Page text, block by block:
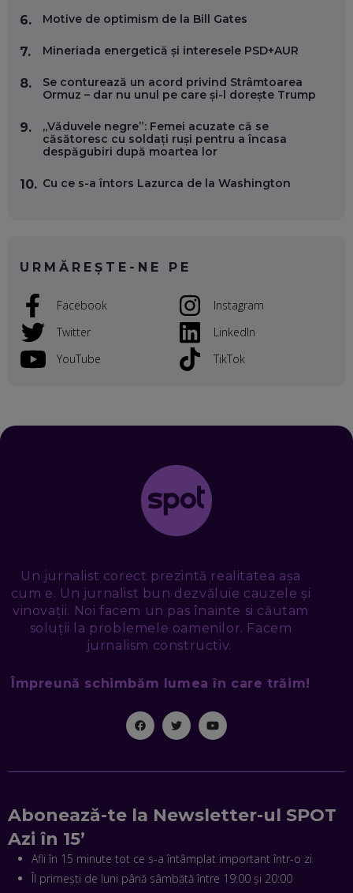
DOINA VÎLCEANU, CONTENTSPEED: VREI SUCCES ONLINE?
ÎNVAȚĂ AEO ȘI GEO!
EP. 55
OLIVIU MATEI, HOLISUN: SOFTWARE DE LA CLUJ PENTRU
WASHINGTON, OCHELARI INTELIGENȚI ȘI FERME
VERTICALE FĂRĂ PĂMÂNT
EP. 54
GLOBALĂ, FĂRĂ SĂ PIERZI LEGĂTURA CU COMUNITATEA
TA LOCALĂ - ȘI CE SĂ DAI ÎNAPOI
ROBERT GRAUR, FOMO: SPEAKERUL PE SCENĂ, INVITATUL
ÎN SALĂ, DAR ÎNVĂȚĂM UNII DE LA CEILALȚI. VIN JASON
CRISTIAN CHINA BIRTA, KOOPERATIVA 2.0: CUM ÎȚI FACI
PROMOVAREA ONLINE. 3 PAȘI CA SĂ RECUNOȘTI „ȚEPARII”
TUDOR MIHĂILESCU, FRESHFUL BY EMAG: MAGAZINUL
VIITORULUI NU ARE TRILIOANE DE PRODUSE. DAR ARE
EXACT CE ÎȚI DOREȘTI
EP. 48
SMART CITY: CUM SE NAȘTE UN ORAȘ INTELIGENT. CE „NU
MARE „ORAȘ COGNITIV” DIN ISTORIE
SEAMA CĂ CINEVA ÎNCEARCĂ SĂ TE MANIPULEZE, ONLINE.
MIHAI CEPOI, JOBFUL: SCHIMBĂM MODUL ÎN CARE APLICI
LA JOB! CUM DEMONSTREZI ABILITĂȚI ȘI CÂȘTIGI PREMII
EP. 45
6. Motive de optimism de la Bill Gates
7. Mineriada energetică și interesele PSD+AUR
8.
Se conturează un acord privind Strâmtoarea
Ormuz – dar nu unul pe care și-l dorește Trump
9.
„Văduvele negre”: Femei acuzate că se
căsătoresc cu soldați ruși pentru a încasa
despăgubiri după moartea lor
10. Cu ce s-a întors Lazurca de la Washington
URMĂREȘTE-NE PE
Facebook
Twitter
YouTube
Instagram
LinkedIn
TikTok
Un jurnalist corect prezintă realitatea așa
cum e. Un jurnalist bun dezvăluie cauzele și
vinovații. Noi facem un pas înainte si căutam
soluții la problemele oamenilor. Facem
jurnalism constructiv.
Împreună schimbăm lumea în care trăim!
Abonează-te la Newsletter-ul SPOT
Azi în 15’
Afli în 15 minute tot ce s-a întâmplat important într-o zi
Îl primești de luni până sâmbătă între 19:00 și 20:00